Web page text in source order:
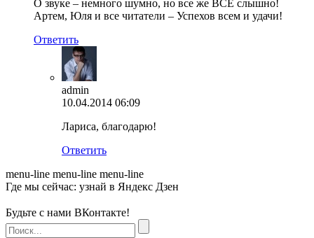
О звуке – немного шумно, но все же ВСЕ слышно!
Артем, Юля и все читатели – Успехов всем и удачи!
Ответить
admin
10.04.2014 06:09
Лариса, благодарю!
Ответить
menu-line menu-line menu-line
Где мы сейчас: узнай в Яндекс Дзен
Будьте с нами ВКонтакте!